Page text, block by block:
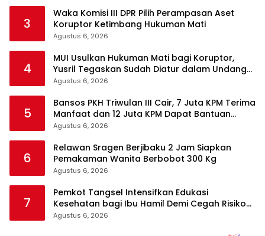
3
Waka Komisi III DPR Pilih Perampasan Aset
Koruptor Ketimbang Hukuman Mati
Agustus 6, 2026
4
MUI Usulkan Hukuman Mati bagi Koruptor,
Yusril Tegaskan Sudah Diatur dalam Undang-
Undang
Agustus 6, 2026
5
Bansos PKH Triwulan III Cair, 7 Juta KPM Terima
Manfaat dan 12 Juta KPM Dapat Bantuan
Sembako
Agustus 6, 2026
6
Relawan Sragen Berjibaku 2 Jam Siapkan
Pemakaman Wanita Berbobot 300 Kg
Agustus 6, 2026
7
Pemkot Tangsel Intensifkan Edukasi
Kesehatan bagi Ibu Hamil Demi Cegah Risiko
Kehamilan
Agustus 6, 2026